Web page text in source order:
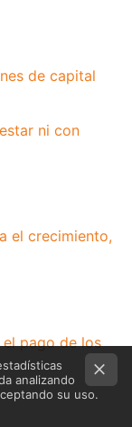
de capital
ni con
el crecimiento,
el pago de los
analizando
su uso.